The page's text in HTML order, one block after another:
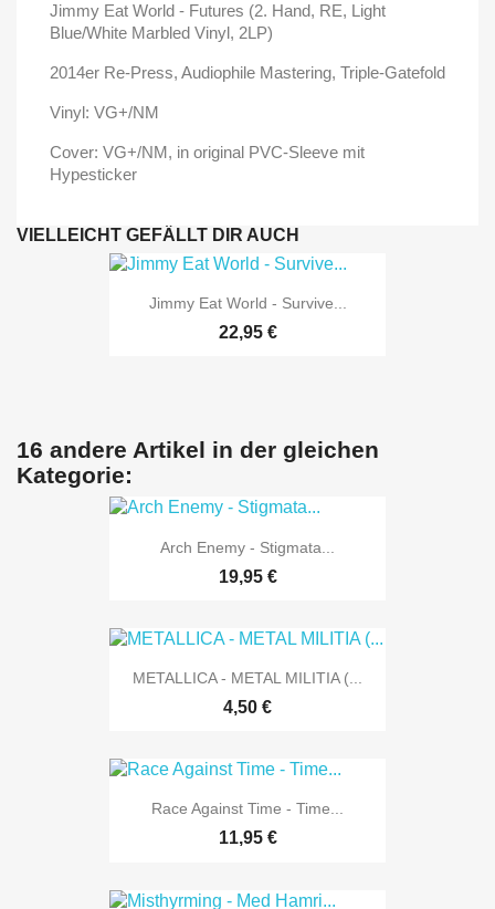
Jimmy Eat World - Futures (2. Hand, RE, Light
Blue/White Marbled Vinyl, 2LP)
2014er Re-Press, Audiophile Mastering, Triple-Gatefold
Vinyl: VG+/NM
Cover: VG+/NM, in original PVC-Sleeve mit
Hypesticker
VIELLEICHT GEFÄLLT DIR AUCH
Jimmy Eat World - Survive...
22,95 €
16 andere Artikel in der gleichen
Kategorie:
Arch Enemy - Stigmata...
19,95 €
METALLICA - METAL MILITIA (...
4,50 €
Race Against Time - Time...
11,95 €